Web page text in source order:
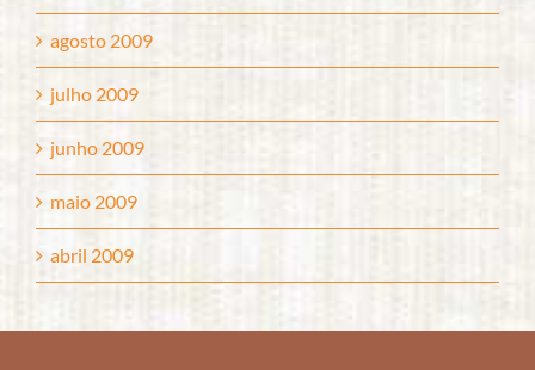
agosto 2009
julho 2009
junho 2009
maio 2009
abril 2009